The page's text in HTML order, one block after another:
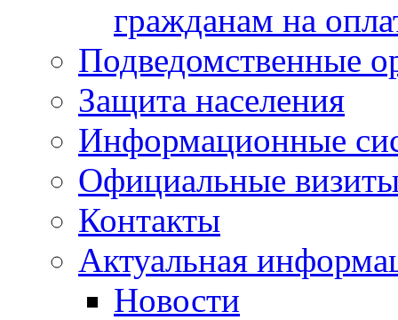
гражданам на
Подведомственные
Защита населения
Информационные
Официальные
Контакты
Актуальная
Новости